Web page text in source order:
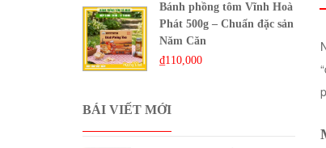
Bánh phồng tôm Vĩnh Hoà
Phát 500g – Chuẩn đặc sản
Năm Căn
₫110,000
BÁI VIẾT MỚI